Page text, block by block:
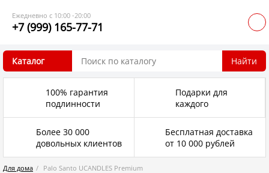
Ежедневно с 10:00 -20:00
+7 (999) 165-77-71
Каталог Найти
100% гарантия
подлинности
Подарки для
каждого
Более 30 000
довольных клиентов
Бесплатная доставка
от 10 000 рублей
Для дома Palo Santo UCANDLES Premium